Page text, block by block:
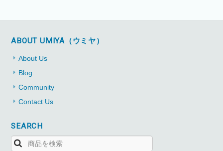
ABOUT UMIYA（ウミヤ）
About Us
Blog
Community
Contact Us
SEARCH